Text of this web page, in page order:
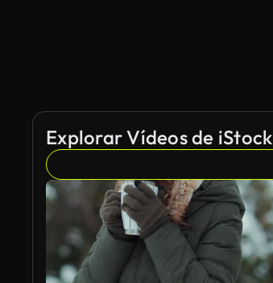
Explorar Vídeos de iStock